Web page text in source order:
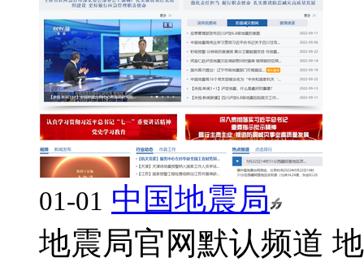
01-01 中国地震局
地震局官网默认频道